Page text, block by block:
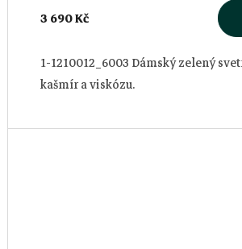
3 690 Kč
1-1210012_6003 Dámský zelený
kašmír a viskózu.